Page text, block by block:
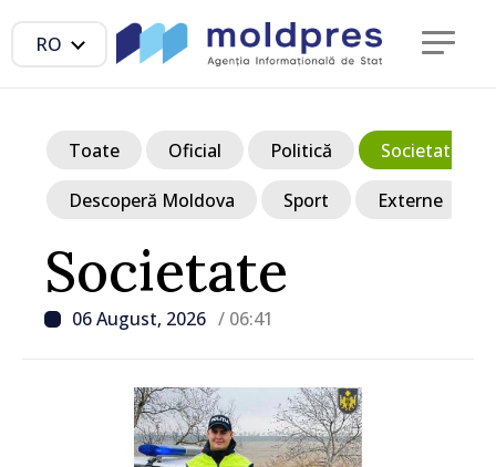
RO
Societate
06 August, 2026 / 06:41
Toate Oficial Politică Societate
Descoperă Moldova Sport Externe